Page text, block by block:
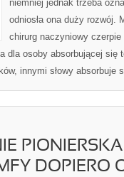
niemniej jednak trzeba
odniosła ona duży rozwój.
chirurg naczyniowy
dla osoby absorbującej się
innymi słowy
DOPIERO